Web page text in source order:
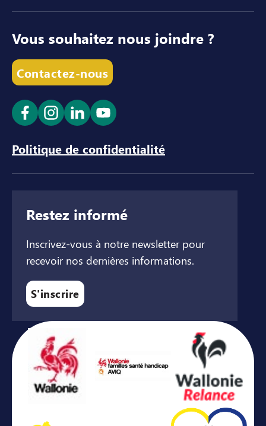
Vous souhaitez nous joindre ?
Contactez-nous
Ouvrir le lien dans un nouvel onglet
Ouvrir le lien dans un nouvel onglet
Ouvrir le lien dans un nouvel
Ouvrir le lien dans un
Politique de confidentialité
Restez informé
Inscrivez-vous à notre newsletter pour
recevoir nos dernières informations.
S'inscrire
Avec le soutien de ...